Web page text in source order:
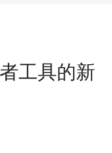
工具的新